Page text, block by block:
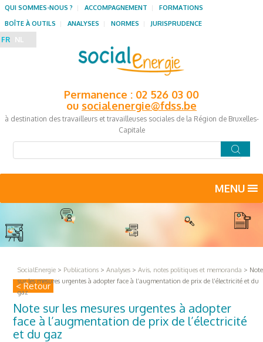
Permanence : 02 526 03 00
ou socialenergie@fdss.be
à destination des travailleurs et travailleuses sociales de la Région de Bruxelles-
Capitale
QUI SOMMES-NOUS ? ACCOMPAGNEMENT
FORMATIONS
BOÎTE À OUTILS
ANALYSES NORMES JURISPRUDENCE
FR NL
MENU
SocialEnergie > Publications > Analyses > Avis, notes politiques et memoranda > Note
sur les mesures urgentes à adopter face à l’augmentation de prix de l’électricité et du
gaz
< Retour
Note sur les mesures urgentes à adopter
face à l’augmentation de prix de l’électricité
et du gaz